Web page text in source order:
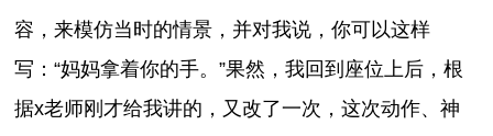
容，来模仿当时的情景，并对我说，你可以这样
写：“妈妈拿着你的手。”果然，我回到座位上后，根
据x老师刚才给我讲的，又改了一次，这次动作、神